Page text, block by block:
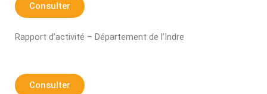
Consulter
Rapport d’activité – Département de l’Indre
Consulter